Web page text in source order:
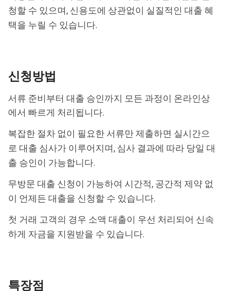
청할 수 있으며, 신용도에 상관없이 실질적인 대출 혜
택을 누릴 수 있습니다.
신청방법
서류 준비부터 대출 승인까지 모든 과정이 온라인상
에서 빠르게 처리됩니다.
복잡한 절차 없이 필요한 서류만 제출하면 실시간으
로 대출 심사가 이루어지며, 심사 결과에 따라 당일 대
출 승인이 가능합니다.
무방문 대출 신청이 가능하여 시간적, 공간적 제약 없
이 언제든 대출을 신청할 수 있습니다.
첫 거래 고객의 경우 소액 대출이 우선 처리되어 신속
하게 자금을 지원받을 수 있습니다.
특장점